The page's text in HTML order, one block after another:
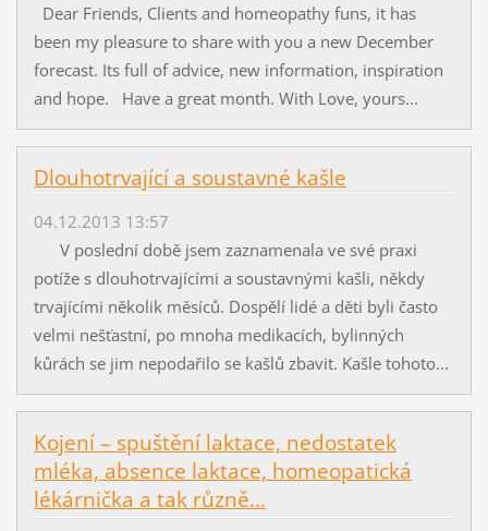
Dear Friends, Clients and homeopathy funs, it has
been my pleasure to share with you a new December
forecast. Its full of advice, new information, inspiration
and hope. Have a great month. With Love, yours...
Dlouhotrvající a soustavné kašle
04.12.2013 13:57
V poslední době jsem zaznamenala ve své praxi
potíže s dlouhotrvajícími a soustavnými kašli, někdy
trvajícími několik měsíců. Dospělí lidé a děti byli často
velmi nešťastní, po mnoha medikacích, bylinných
kůrách se jim nepodařilo se kašlů zbavit. Kašle tohoto...
Kojení – spuštění laktace, nedostatek
mléka, absence laktace, homeopatická
lékárnička a tak různě...